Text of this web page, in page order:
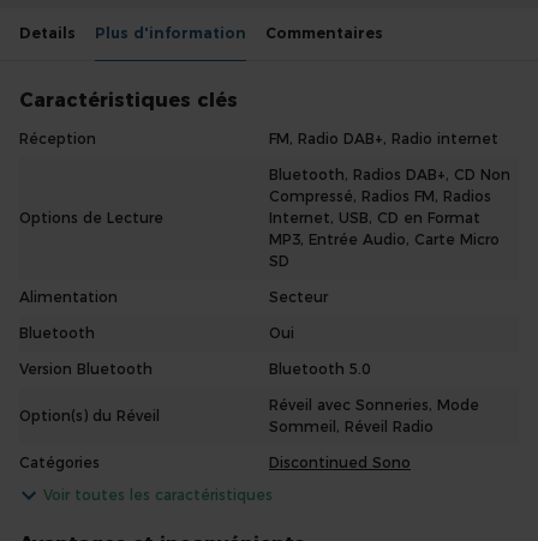
Details Plus d'information Commentaires
Caractéristiques clés
Réception FM, Radio DAB+, Radio internet
Options de Lecture
Bluetooth, Radios DAB+, CD Non
Compressé, Radios FM, Radios
Internet, USB, CD en Format
MP3, Entrée Audio, Carte Micro
SD
Alimentation
Secteur
Bluetooth
Oui
Version Bluetooth
Bluetooth 5.0
Option(s) du Réveil
Réveil avec Sonneries, Mode
Sommeil, Réveil Radio
Catégories
Discontinued Sono
Voir toutes les caractéristiques